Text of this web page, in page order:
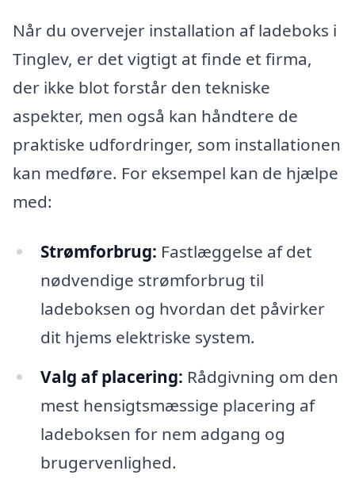
Når du overvejer installation af ladeboks i
Tinglev, er det vigtigt at finde et firma,
der ikke blot forstår den tekniske
aspekter, men også kan håndtere de
praktiske udfordringer, som installationen
kan medføre. For eksempel kan de hjælpe
med:
Strømforbrug: Fastlæggelse af det
nødvendige strømforbrug til
ladeboksen og hvordan det påvirker
dit hjems elektriske system.
Valg af placering: Rådgivning om den
mest hensigtsmæssige placering af
ladeboksen for nem adgang og
brugervenlighed.